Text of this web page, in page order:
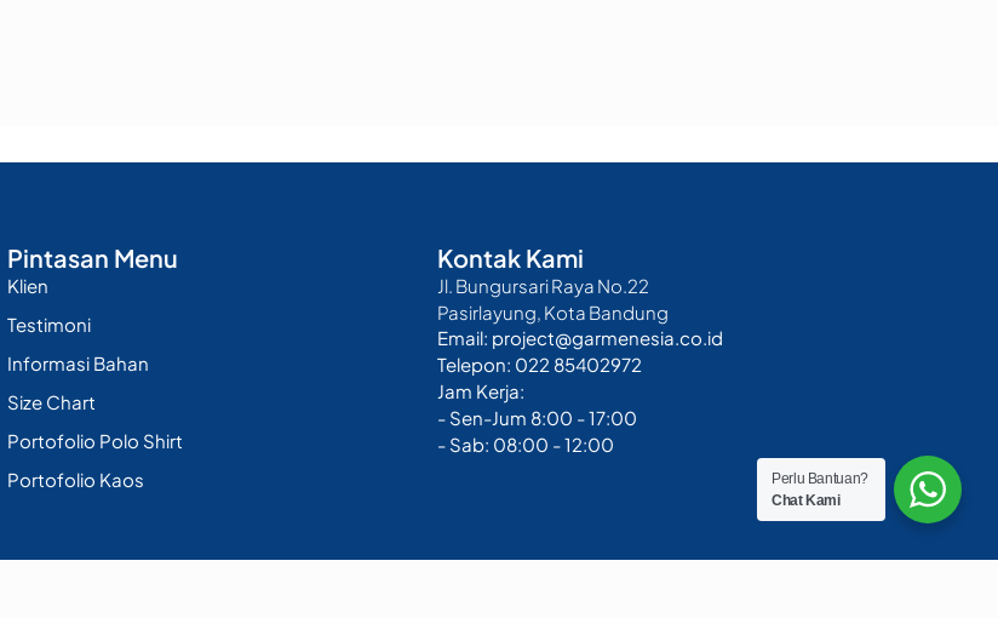
Pintasan Menu
Klien
Testimoni
Informasi Bahan
Size Chart
Portofolio Polo Shirt
Portofolio Kaos
Kontak Kami
Jl. Bungursari Raya No.22
Pasirlayung, Kota Bandung
Email: project@garmenesia.co.id
Telepon: 022 85402972
Jam Kerja:
- Sen-Jum 8:00 - 17:00
- Sab: 08:00 - 12:00
Perlu Bantuan?
Chat Kami